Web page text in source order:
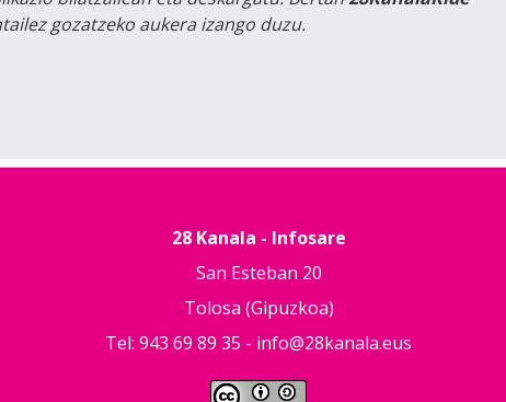
gozatzeko aukera izango duzu.
28 Kanala - Infosare
San Esteban 20
Tolosa (Gipuzkoa)
Tel: 943 69 89 35 - info@28kanala.eus